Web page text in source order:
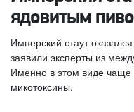
ядовитым
Имперский стаут
заявили эксперты из
Именно в этом виде
микотоксины.